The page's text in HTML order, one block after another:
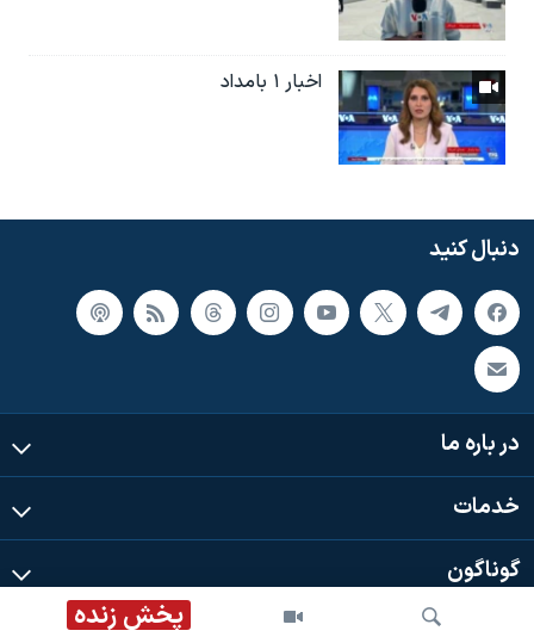
پخش زنده
اخبار ۱ بامداد
دنبال کنید
در باره ما
خدمات
گوناگون